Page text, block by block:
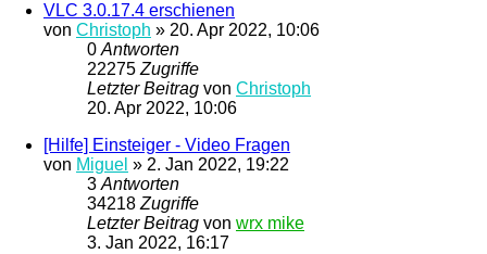
VLC 3.0.17.4 erschienen
von Christoph » 20. Apr 2022, 10:06
0Antworten
22275Zugriffe
Letzter Beitrag von Christoph
20. Apr 2022, 10:06
[Hilfe] Einsteiger - Video Fragen
von Miguel » 2. Jan 2022, 19:22
3Antworten
34218Zugriffe
Letzter Beitrag von wrx mike
3. Jan 2022, 16:17